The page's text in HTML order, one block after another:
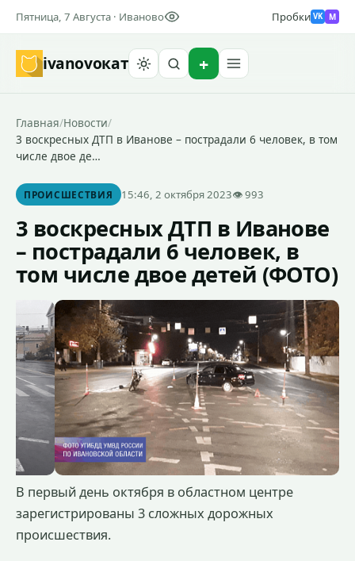
Пятница, 7 Августа · Иваново Пробки VK M
ivanovoкат
Главная/Новости/
3 воскресных ДТП в Иванове – пострадали 6 человек, в том
числе двое де…
ПРОИСШЕСТВИЯ 15:46, 2 октября 2023👁 993
3 воскресных ДТП в Иванове
– пострадали 6 человек, в
том числе двое детей (ФОТО)
В первый день октября в областном центре
зарегистрированы 3 сложных дорожных
происшествия.